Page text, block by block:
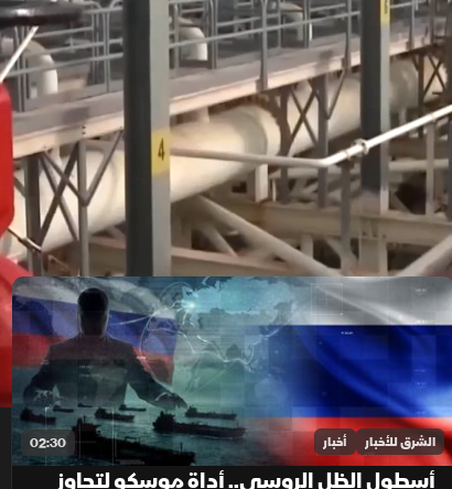
02:30 الشرق للأخبار أخبار
أسطول الظل الروسي.. أداة موسكو لتجاوز